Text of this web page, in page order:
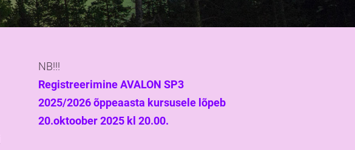
NB!!!
Registreerimine AVALON SP3
2025/2026 õppeaasta kursusele lõpeb
20.oktoober 2025 kl 20.00.